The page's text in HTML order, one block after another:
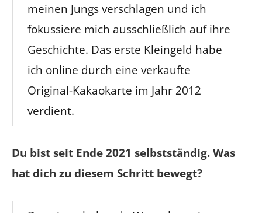
meinen Jungs verschlagen und ich
fokussiere mich ausschließlich auf ihre
Geschichte. Das erste Kleingeld habe
ich online durch eine verkaufte
Original-Kakaokarte im Jahr 2012
verdient.
Du bist seit Ende 2021 selbstständig. Was
hat dich zu diesem Schritt bewegt?